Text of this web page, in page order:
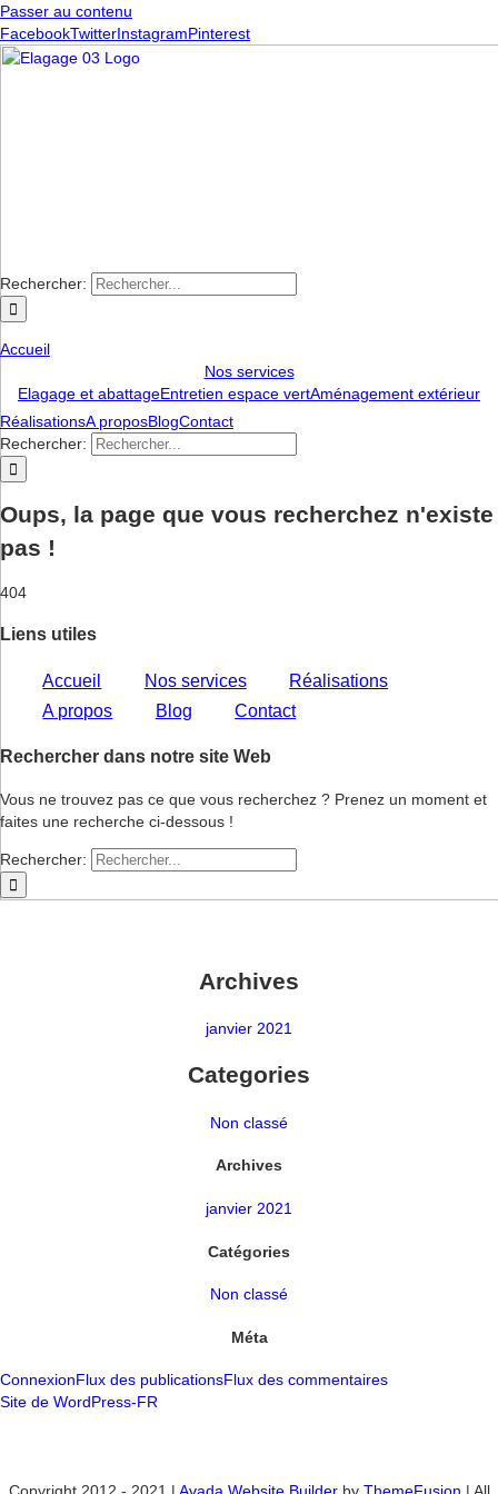
Passer au contenu
FacebookTwitterInstagramPinterest
Rechercher:
Accueil
Nos services
Elagage et abattageEntretien espace vertAménagement extérieur
RéalisationsA proposBlogContact
Rechercher:
Oups, la page que vous recherchez n'existe
pas !
404
Liens utiles
Accueil Nos services
Réalisations
A propos
Blog Contact
Rechercher dans notre site Web
Vous ne trouvez pas ce que vous recherchez ? Prenez un moment et
faites une recherche ci-dessous !
Rechercher:
Archives
janvier 2021
Categories
Non classé
Archives
janvier 2021
Catégories
Non classé
Méta
ConnexionFlux des publicationsFlux des commentaires
Site de WordPress-FR